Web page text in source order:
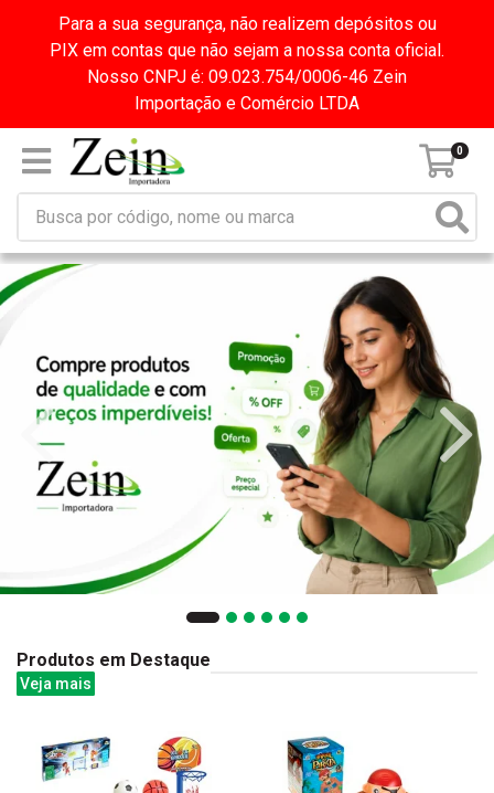
Para a sua segurança, não realizem depósitos ou
PIX em contas que não sejam a nossa conta oficial.
Nosso CNPJ é: 09.023.754/0006-46 Zein
Importação e Comércio LTDA
0
Produtos em Destaque
Veja mais